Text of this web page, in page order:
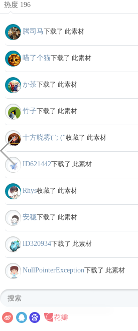
热度 196
腾司马下载了 此素材
喵了个猫下载了 此素材
か茶下载了 此素材
竹子下载了 此素材
十方晓雾("; ("收藏了 此素材
ID621442下载了 此素材
Rhys收藏了 此素材
安稳下载了 此素材
ID320934下载了 此素材
NullPointerException下载了 此素材